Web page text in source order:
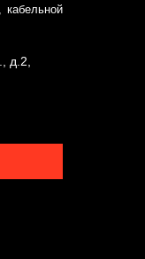
кабельной
д.2,